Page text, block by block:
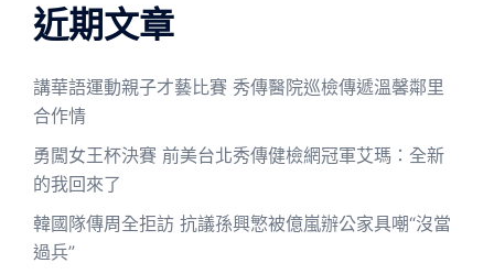
近期文章
講華語運動親子才藝比賽 秀傳醫院巡檢傳遞溫馨鄰里
合作情
勇闖女王杯決賽 前美台北秀傳健檢網冠軍艾瑪：全新
的我回來了
韓國隊傳周全拒訪 抗議孫興慜被億嵐辦公家具嘲“沒當
過兵”